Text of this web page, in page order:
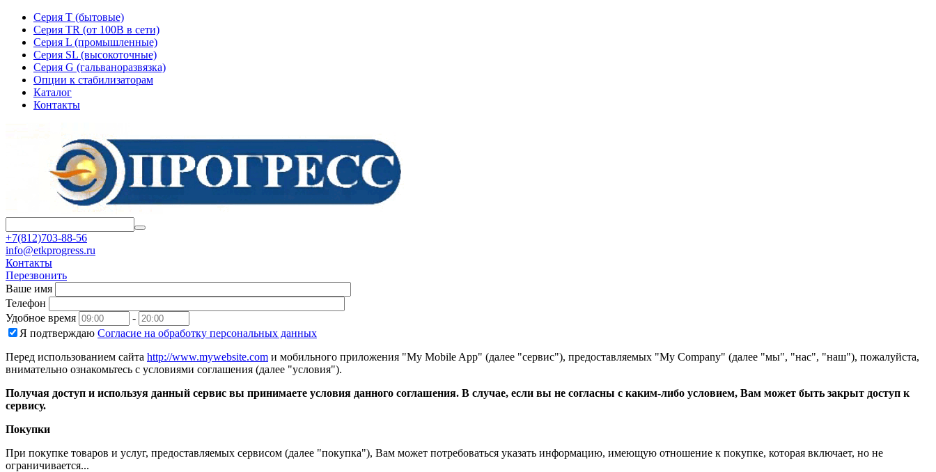
Серия T (бытовые)
Серия TR (от 100В в сети)
Серия L (промышленные)
Серия SL (высокоточные)
Серия G (гальваноразвязка)
Опции к стабилизаторам
Каталог
Контакты
+7(812)703-88-56
info@etkprogress.ru
Контакты
Перезвонить
Ваше имя
Телефон
Удобное время
-
Я подтверждаю Согласие на обработку персональных данных
Перед использованием сайта http://www.mywebsite.com и мобильного приложения "My Mobile App" (далее "сервис"), предоставляемых "My Company" (далее "мы", "нас", "наш"), пожалуйста,
внимательно ознакомьтесь с условиями соглашения (далее "условия").
Получая доступ и используя данный сервис вы принимаете условия данного соглашения. В случае, если вы не согласны с каким-либо условием, Вам может быть закрыт доступ к
сервису.
Покупки
При покупке товаров и услуг, предоставляемых сервисом (далее "покупка"), Вам может потребоваться указать информацию, имеющую отношение к покупке, которая включает, но не
ограничивается...